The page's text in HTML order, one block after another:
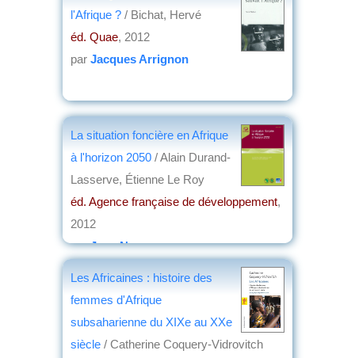
l'Afrique ? / Bichat, Hervé
éd. Quae, 2012
par Jacques Arrignon
La situation foncière en Afrique
à l'horizon 2050 / Alain Durand-
Lasserve, Étienne Le Roy
éd. Agence française de développement,
2012
parJean Nemo
Les Africaines : histoire des
femmes d'Afrique
subsaharienne du XIXe au XXe
siècle / Catherine Coquery-Vidrovitch